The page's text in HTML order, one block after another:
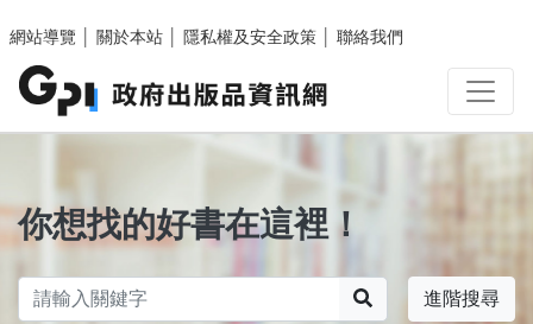
網站導覽
關於本站 隱私權及安全政策 聯絡我們
你想找的好書在這裡！
進階搜尋